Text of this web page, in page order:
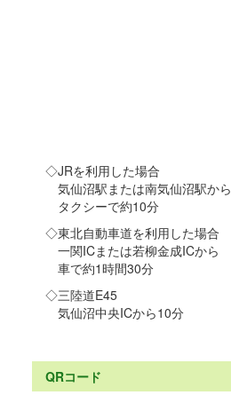
◇JRを利用した場合
気仙沼駅または南気仙沼駅から
タクシーで約10分
◇東北自動車道を利用した場合
一関ICまたは若柳金成ICから
車で約1時間30分
◇三陸道E45
気仙沼中央ICから10分
QRコード